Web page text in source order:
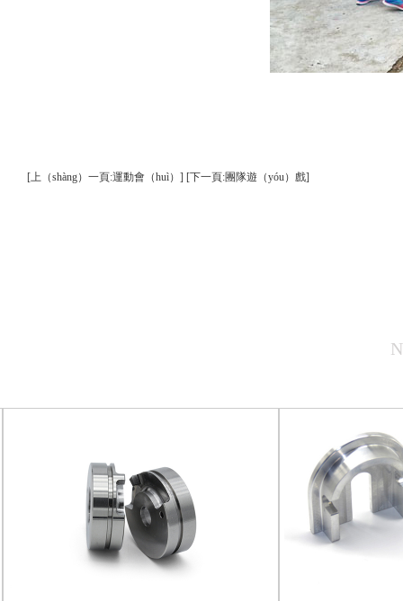
[上（shàng）一頁:運動會（huì）] [下一頁:團隊遊（yóu）戲]